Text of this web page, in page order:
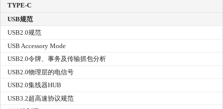
TYPE-C
USB规范
USB2.0规范
USB Accessory Mode
USB2.0令牌、事务及传输抓包分析
USB2.0物理层的电信号
USB2.0集线器HUB
USB3.2超高速协议规范